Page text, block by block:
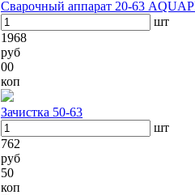
Сварочный аппарат 20-63
шт
1968
руб
00
коп
Зачистка 50-63
шт
762
руб
50
коп